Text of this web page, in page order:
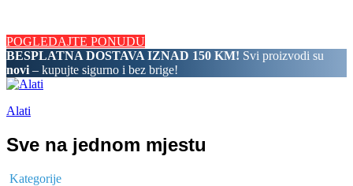
POGLEDAJTE PONUDU
BESPLATNA DOSTAVA IZNAD 150 KM! Svi proizvodi su
novi – kupujte sigurno i bez brige!
Alati
Sve na jednom mjestu
Kategorije